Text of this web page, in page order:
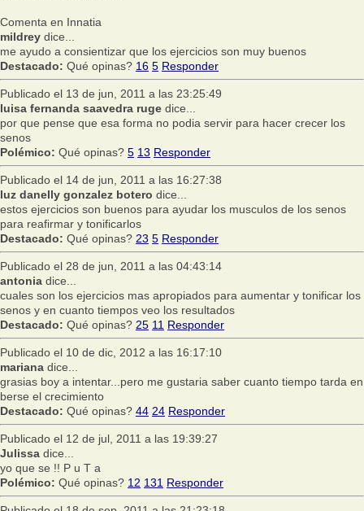
Comenta en Innatia
mildrey dice...
me ayudo a consientizar que los ejercicios son muy buenos
Destacado: Qué opinas? 16 5 Responder
Publicado el 13 de jun, 2011 a las 23:25:49
luisa fernanda saavedra ruge dice...
por que pense que esa forma no podia servir para hacer crecer los
senos
Polémico: Qué opinas? 5 13 Responder
Publicado el 14 de jun, 2011 a las 16:27:38
luz danelly gonzalez botero dice...
estos ejercicios son buenos para ayudar los musculos de los senos
para reafirmar y tonificarlos
Destacado: Qué opinas? 23 5 Responder
Publicado el 28 de jun, 2011 a las 04:43:14
antonia dice...
cuales son los ejercicios mas apropiados para aumentar y tonificar los
senos y en cuanto tiempos veo los resultados
Destacado: Qué opinas? 25 11 Responder
Publicado el 10 de dic, 2012 a las 16:17:10
mariana dice...
grasias boy a intentar...pero me gustaria saber cuanto tiempo tarda en
berse el crecimiento
Destacado: Qué opinas? 44 24 Responder
Publicado el 12 de jul, 2011 a las 19:39:27
Julissa dice...
yo que se !! P u T a
Polémico: Qué opinas? 12 131 Responder